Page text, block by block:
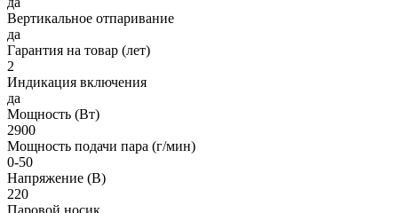
Вертикальное отпаривание
да
Гарантия на товар (лет)
2
Индикация включения
да
Мощность (Вт)
2900
Мощность подачи пара (г/мин)
0-50
Напряжение (В)
220